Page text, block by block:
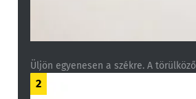
Üljön egyenesen a székre. A
2